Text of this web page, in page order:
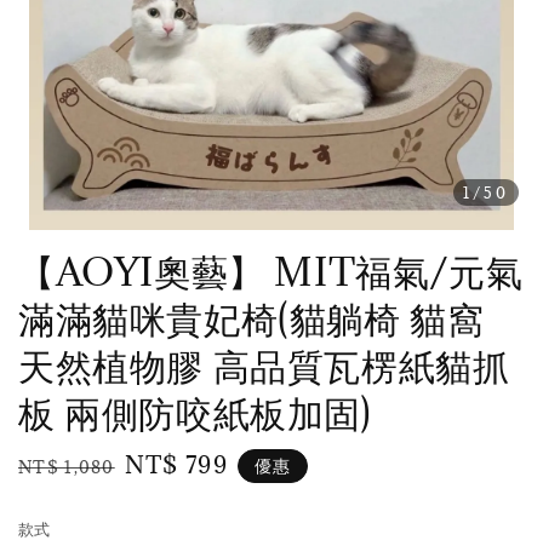
1/50
【AOYI奧藝】 MIT福氣/元氣
滿滿貓咪貴妃椅(貓躺椅 貓窩
天然植物膠 高品質瓦楞紙貓抓
板 兩側防咬紙板加固)
Regular
NT$ 1,080 Sale
NT$ 799 優惠
款式